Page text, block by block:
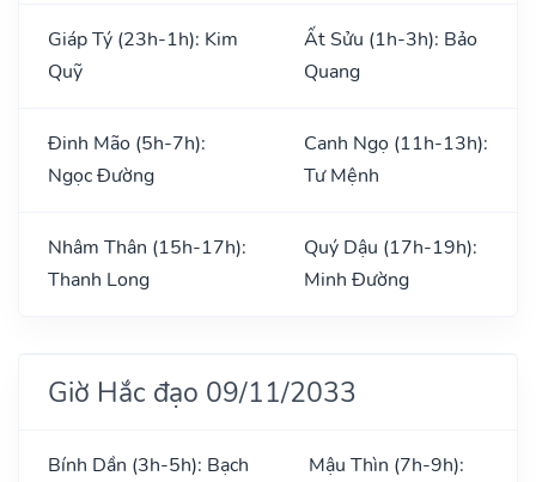
Giáp Tý (23h-1h): Kim
Quỹ
Ất Sửu (1h-3h): Bảo
Quang
Đinh Mão (5h-7h):
Ngọc Đường
Canh Ngọ (11h-13h):
Tư Mệnh
Nhâm Thân (15h-17h):
Thanh Long
Quý Dậu (17h-19h):
Minh Đường
Giờ Hắc đạo 09/11/2033
Bính Dần (3h-5h): Bạch
Mậu Thìn (7h-9h):